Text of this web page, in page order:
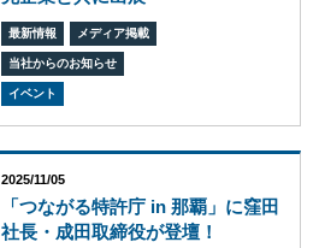
最新情報 メディア掲載
当社からのお知らせ
イベント
2025/11/05
「つながる特許庁 in 那覇」に窪田
社長・成田取締役が登壇！